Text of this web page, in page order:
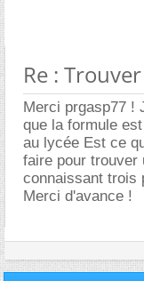
Re :
Merci prgasp77 !
que la formule
au lycée Est ce
faire pour trouver
connaissant trois
Merci d'avance !